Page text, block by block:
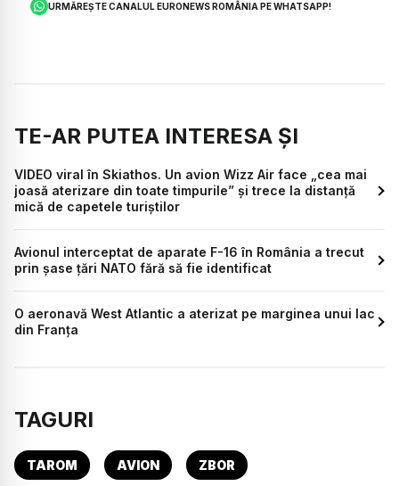
URMĂREȘTE CANALUL EURONEWS ROMÂNIA PE WHATSAPP!
TE-AR PUTEA INTERESA ȘI
VIDEO viral în Skiathos. Un avion Wizz Air face „cea mai
joasă aterizare din toate timpurile” și trece la distanță
mică de capetele turiștilor
Avionul interceptat de aparate F-16 în România a trecut
prin șase țări NATO fără să fie identificat
O aeronavă West Atlantic a aterizat pe marginea unui lac
din Franța
TAGURI
TAROM AVION ZBOR